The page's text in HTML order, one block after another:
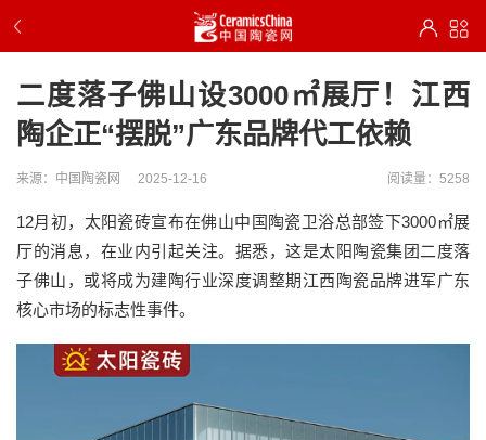
二度落子佛山设3000㎡展厅！江西
陶企正“摆脱”广东品牌代工依赖
来源：中国陶瓷网 2025-12-16 阅读量：5258
12月初，太阳瓷砖宣布在佛山中国陶瓷卫浴总部签下3000㎡展
厅的消息，在业内引起关注。据悉，这是太阳陶瓷集团二度落
子佛山，或将成为建陶行业深度调整期江西陶瓷品牌进军广东
核心市场的标志性事件。